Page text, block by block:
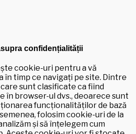
confidențialității
cookie-uri pentru a vă
în timp ce navigați pe site. Dintre
sunt clasificate ca fiind
în browser-ul dvs., deoarece sunt
funcționalităților de bază
folosim cookie-uri de la
și să înțelegem cum